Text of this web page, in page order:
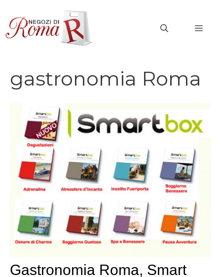
contenuto
gastronomia Roma
Gastronomia Roma, Smart